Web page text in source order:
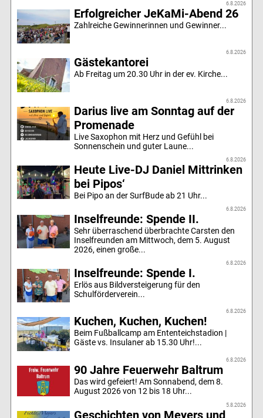
6.8.2026
Erfolgreicher JeKaMi-Abend 26
Zahlreiche Gewinnerinnen und Gewinner...
6.8.2026
Gästekantorei
Ab Freitag um 20.30 Uhr in der ev. Kirche...
6.8.2026
Darius live am Sonntag auf der
Promenade
Live Saxophon mit Herz und Gefühl bei
Sonnenschein und guter Laune...
6.8.2026
Heute Live-DJ Daniel Mittrinken
bei Pipos‘
Bei Pipo an der SurfBude ab 21 Uhr...
6.8.2026
Inselfreunde: Spende II.
Sehr überraschend überbrachte Carsten den
Inselfreunden am Mittwoch, dem 5. August
2026, einen große...
6.8.2026
Inselfreunde: Spende I.
Erlös aus Bildversteigerung für den
Schulförderverein...
6.8.2026
Kuchen, Kuchen, Kuchen!
Beim Fußballcamp am Ententeichstadion |
Gäste vs. Insulaner ab 15.30 Uhr!...
6.8.2026
90 Jahre Feuerwehr Baltrum
Das wird gefeiert! Am Sonnabend, dem 8.
August 2026 von 12 bis 18 Uhr...
5.8.2026
Geschichten von Meyers und